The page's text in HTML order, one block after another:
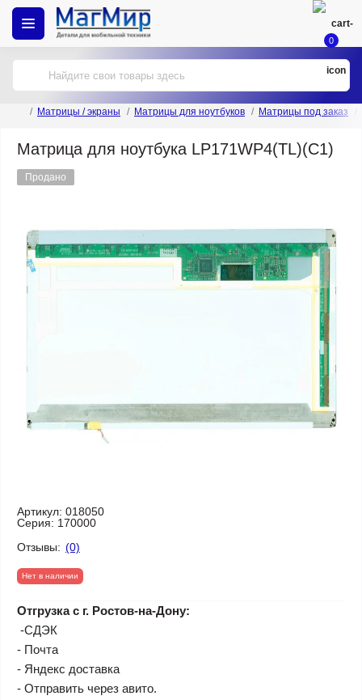
0
Матрицы / экраны Матрицы для ноутбуков Матрицы под заказ
Матрица для ноутбука LP171WP4(TL)(C1)
Продано
Артикул: 018050
Серия: 170000
Отзывы: (0)
Нет в наличии
Отгрузка с г. Ростов-на-Дону:
-СДЭК
- Почта
- Яндекс доставка
- Отправить через авито.